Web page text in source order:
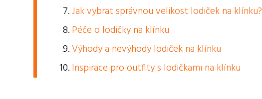
Jak vybrat správnou velikost lodiček na klínku?
Péče o lodičky na klínku
Výhody a nevýhody lodiček na klínku
Inspirace pro outfity s lodičkami na klínku